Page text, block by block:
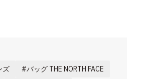
ズ
バッグ THE NORTH FACE